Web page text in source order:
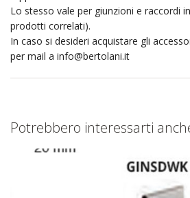
Lo stesso vale per giunzioni e raccordi
prodotti correlati).
In caso si desideri acquistare gli
per mail a info@bertolani.it
Potrebbero interessarti